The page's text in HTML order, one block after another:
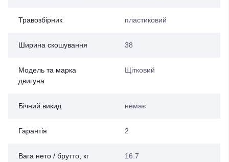
Травозбірник пластиковий
Ширина скошування 38
Модель та марка
двигуна
Щітковий
Бічний викид немає
Гарантія 2
Вага нето / брутто, кг 16.7